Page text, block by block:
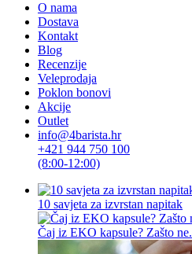
O nama
Dostava
Kontakt
Blog
Recenzije
Veleprodaja
Poklon bonovi
Akcije
Outlet
info@4barista.hr
+421 944 750 100
(8:00-12:00)
10 savjeta za izvrstan napitak
Čaj iz EKO kapsule? Zašto ne.